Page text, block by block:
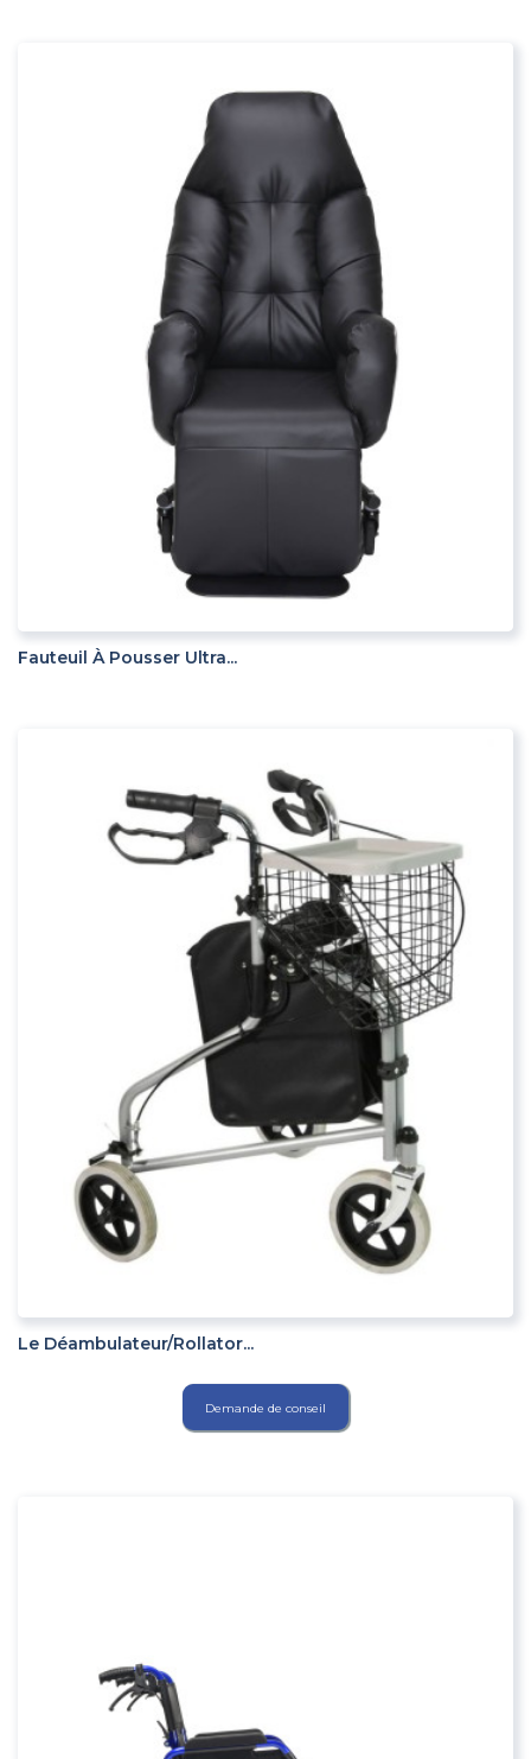
ADD TO CART
Fauteuil À Pousser Ultra...
ADD TO CART
Le Déambulateur/rollator...
Demande de conseil